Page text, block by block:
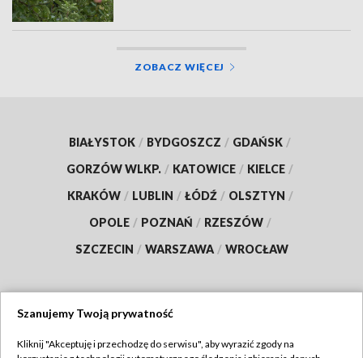
ZOBACZ WIĘCEJ
BIAŁYSTOK / BYDGOSZCZ / GDAŃSK /
GORZÓW WLKP. / KATOWICE / KIELCE /
KRAKÓW / LUBLIN / ŁÓDŹ / OLSZTYN /
OPOLE / POZNAŃ / RZESZÓW /
SZCZECIN / WARSZAWA / WROCŁAW
Szanujemy Twoją prywatność
Kliknij "Akceptuję i przechodzę do serwisu", aby wyrazić zgody na